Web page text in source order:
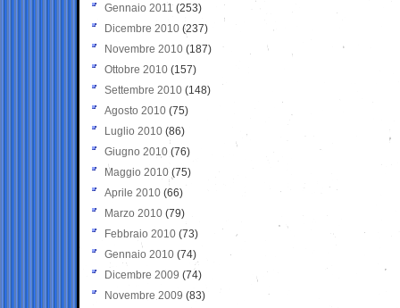
Gennaio 2011 (253)
Dicembre 2010 (237)
Novembre 2010 (187)
Ottobre 2010 (157)
Settembre 2010 (148)
Agosto 2010 (75)
Luglio 2010 (86)
Giugno 2010 (76)
Maggio 2010 (75)
Aprile 2010 (66)
Marzo 2010 (79)
Febbraio 2010 (73)
Gennaio 2010 (74)
Dicembre 2009 (74)
Novembre 2009 (83)